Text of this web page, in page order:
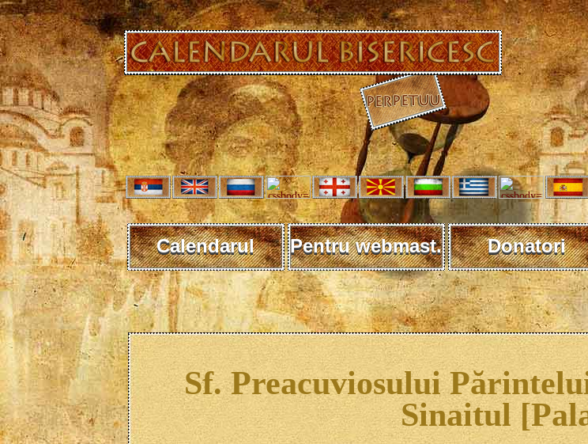
Calendarul Pentru webmast. Donatori
Sf. Preacuviosului
Sinaitul